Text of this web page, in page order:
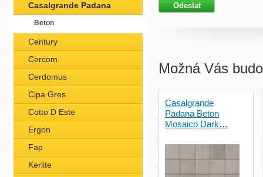
Casalgrande Padana
Beton
Century
Cercom
Cerdomus
Cipa Gres
Cotto D Este
Ergon
Fap
Kerlite
Možná Vás
Casalgrande
Padana Beton
Mosaico Dark…